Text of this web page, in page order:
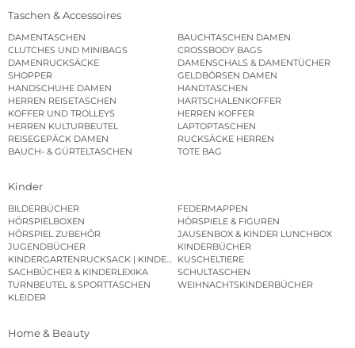
Taschen & Accessoires
DAMENTASCHEN
BAUCHTASCHEN DAMEN
CLUTCHES UND MINIBAGS
CROSSBODY BAGS
DAMENRUCKSÄCKE
DAMENSCHALS & DAMENTÜCHER
SHOPPER
GELDBÖRSEN DAMEN
HANDSCHUHE DAMEN
HANDTASCHEN
HERREN REISETASCHEN
HARTSCHALENKOFFER
KOFFER UND TROLLEYS
HERREN KOFFER
HERREN KULTURBEUTEL
LAPTOPTASCHEN
REISEGEPÄCK DAMEN
RUCKSÄCKE HERREN
BAUCH- & GÜRTELTASCHEN
TOTE BAG
Kinder
BILDERBÜCHER
FEDERMAPPEN
HÖRSPIELBOXEN
HÖRSPIELE & FIGUREN
HÖRSPIEL ZUBEHÖR
JAUSENBOX & KINDER LUNCHBOX
JUGENDBÜCHER
KINDERBÜCHER
KINDERGARTENRUCKSACK | KINDERGARTENBEUTEL
KUSCHELTIERE
SACHBÜCHER & KINDERLEXIKA
SCHULTASCHEN
TURNBEUTEL & SPORTTASCHEN
WEIHNACHTSKINDERBÜCHER
KLEIDER
Home & Beauty